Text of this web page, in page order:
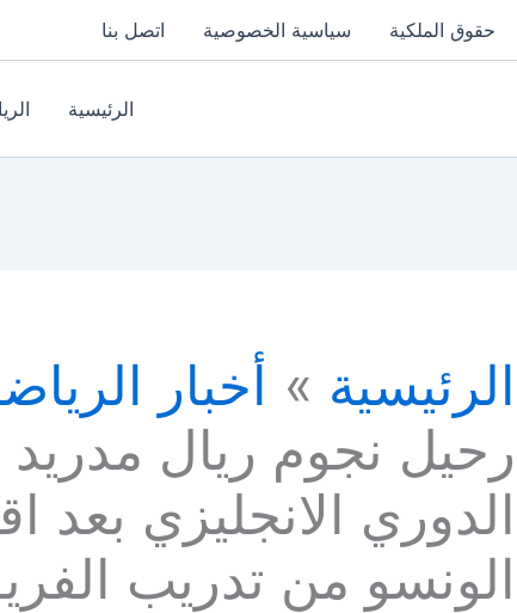
حقوق الملكية سياسية الخصوصية اتصل بنا
الرئيسية
الرئيسية
أخبار
رحيل نجوم ريال مدريد
الدوري الانجليزي بعد
الونسو من تدريب